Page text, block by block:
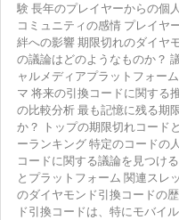
験 長年のプレイヤーからの個
コミュニティの感情 プレイヤ
絆への影響 期限切れのダイヤ
の議論はどのようなものか？
ャルメディアプラットフォー
マ 将来の引換コードに関する
の比較分析 最も記憶に残る期
か？ トップの期限切れコード
ーランキング 特定のコードの
コードに関する議論を見つけ
とプラットフォーム 関連スレ
のダイヤモンド引換コードの
ド引換コードは、特にモバイ